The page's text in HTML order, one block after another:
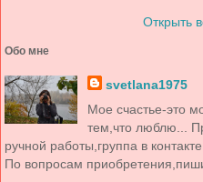
Открыть
Обо мне
svetlana1975
Мое счастье-это
тем,что люблю...
ручной работы,группа в
По вопросам